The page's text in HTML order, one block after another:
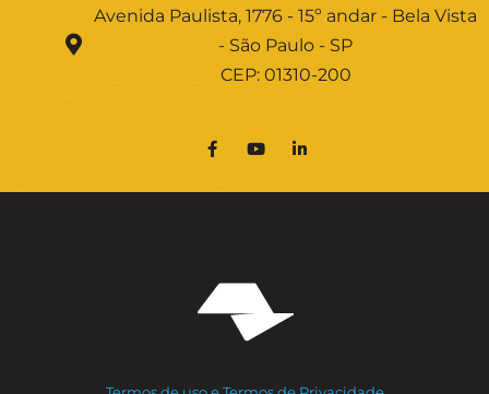
Avenida Paulista, 1776 - 15º andar - Bela Vista
- São Paulo - SP
CEP: 01310-200